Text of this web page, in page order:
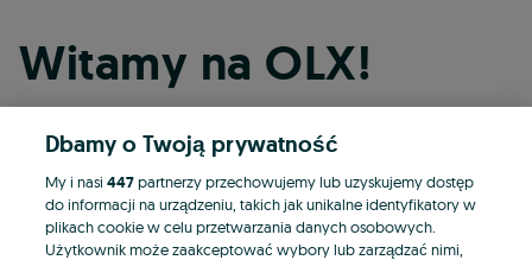
Witamy na OLX!
Kontynuuj przez Facebooka
Kontynuuj przez konto Apple
Dbamy o Twoją prywatność
My i nasi447partnerzy przechowujemy lub uzyskujemy dostęp
do informacji na urządzeniu, takich jak unikalne identyfikatory w
plikach cookie w celu przetwarzania danych osobowych.
Użytkownik może zaakceptować wybory lub zarządzać nimi,